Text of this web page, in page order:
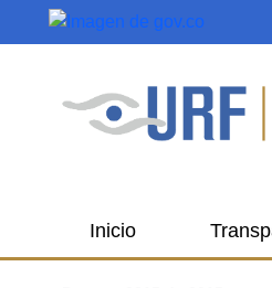
Saltar al contenido principal
Inicio